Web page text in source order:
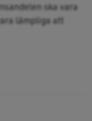
ska vara
lämpliga att